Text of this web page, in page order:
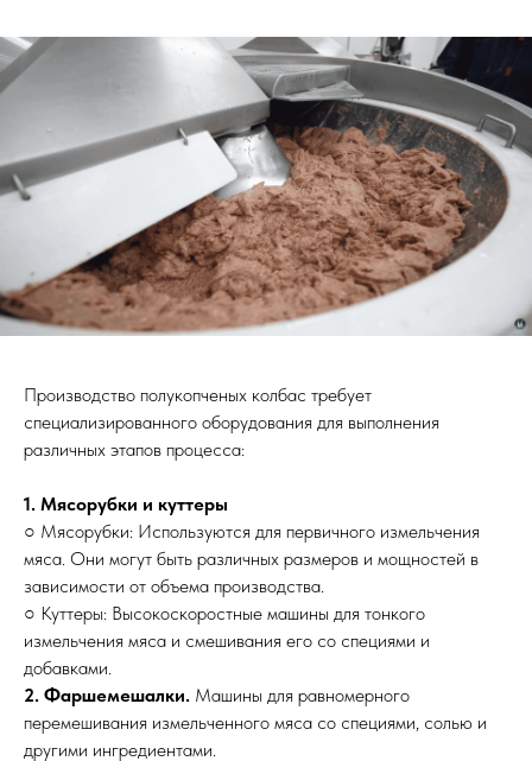
Производство полукопченых колбас требует
специализированного оборудования для выполнения
различных этапов процесса:
1. Мясорубки и куттеры
○ Мясорубки: Используются для первичного измельчения
мяса. Они могут быть различных размеров и мощностей в
зависимости от объема производства.
○ Куттеры: Высокоскоростные машины для тонкого
измельчения мяса и смешивания его со специями и
добавками.
2. Фаршемешалки. Машины для равномерного
перемешивания измельченного мяса со специями, солью и
другими ингредиентами.